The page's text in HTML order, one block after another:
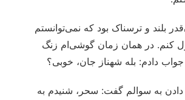
بلند و ترسناک بود که نمی‌توانستم
کنم. در همان زمان گوشی‌ام زنگ
جواب دادم: بله شهناز جان، خوبی؟
به سوالم گفت: سحر، شنیدم به